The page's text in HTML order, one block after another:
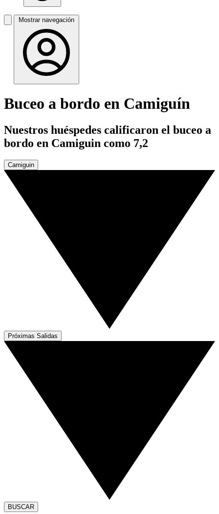
Mostrar navegación
Buceo a bordo en Camiguín
Nuestros huéspedes calificaron el buceo a
bordo en Camiguin como 7,2
Camiguin
Próximas Salidas
BUSCAR